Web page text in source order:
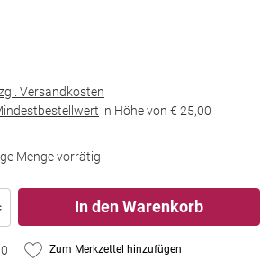
Versandkosten
in Höhe von € 25,00
Menge vorrätig
In den Warenkorb
Zum Merkzettel hinzufügen